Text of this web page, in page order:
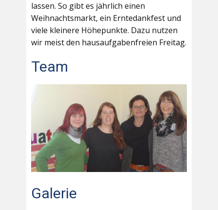
lassen. So gibt es jährlich einen
Weihnachtsmarkt, ein Erntedankfest und
viele kleinere Höhepunkte. Dazu nutzen
wir meist den hausaufgabenfreien Freitag.
Team
Galerie